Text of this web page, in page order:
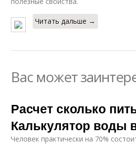
Читать дальше →
Вас может
Расчет сколько
Калькулятор воды
Человек практически на 70%